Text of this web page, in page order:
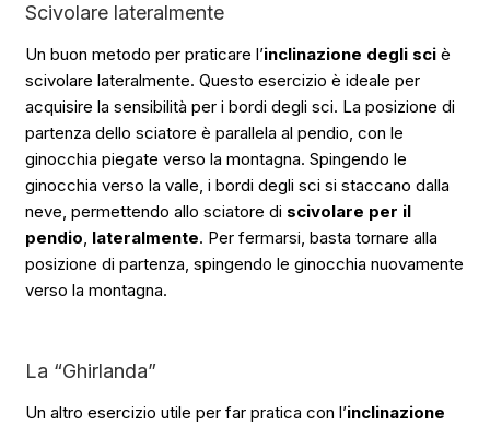
Scivolare lateralmente
Un buon metodo per praticare l’inclinazione degli sciè
scivolare lateralmente. Questo esercizio è ideale per
acquisire la sensibilità per i bordi degli sci. La posizione di
partenza dello sciatore è parallela al pendio, con le
ginocchia piegate verso la montagna. Spingendo le
ginocchia verso la valle, i bordi degli sci si staccano dalla
neve, permettendo allo sciatore di scivolare per il
pendio lateralmente. Per fermarsi, basta tornare alla
posizione di partenza, spingendo le ginocchia nuovamente
verso la montagna.
La “Ghirlanda”
Un altro esercizio utile per far pratica con l’inclinazione